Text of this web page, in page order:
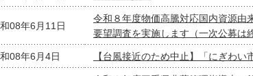
08年6月11日
令和８年度物価高騰対応国内資源由
要望調査を実施します（一次公募は
08年6月4日 【台風接近のため中止】「にぎわい